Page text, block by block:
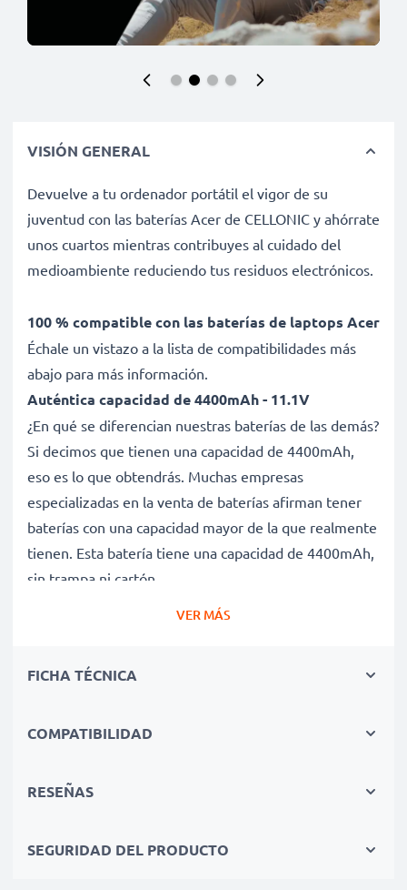
VISIÓN GENERAL
Devuelve a tu ordenador portátil el vigor de su
juventud con las baterías Acer de CELLONIC y ahórrate
unos cuartos mientras contribuyes al cuidado del
medioambiente reduciendo tus residuos electrónicos.
100 % compatible con las baterías de laptops Acer
Échale un vistazo a la lista de compatibilidades más
abajo para más información.
Auténtica capacidad de 4400mAh - 11.1V
¿En qué se diferencian nuestras baterías de las demás?
Si decimos que tienen una capacidad de 4400mAh,
eso es lo que obtendrás. Muchas empresas
especializadas en la venta de baterías afirman tener
baterías con una capacidad mayor de la que realmente
tienen. Esta batería tiene una capacidad de 4400mAh,
sin trampa ni cartón.
Batería UM09F36 de larga duración
ciclos de carga, así como tiempos de funcionamiento
ordenador portátil.
Como especialistas en baterías de alta calidad desde
el proceso de producción. Por eso te ofrecemos una
VER MÁS
FICHA TÉCNICA
COMPATIBILIDAD
RESEÑAS
SEGURIDAD DEL PRODUCTO